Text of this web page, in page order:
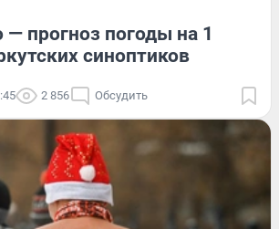
— прогноз погоды на 1
синоптиков
2 856 Обсудить